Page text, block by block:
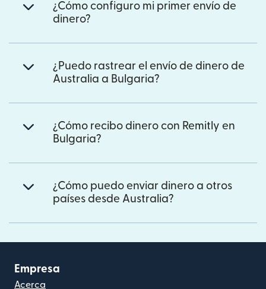
¿Cómo configuro mi primer envío de
dinero?
¿Puedo rastrear el envío de dinero de
Australia a Bulgaria?
¿Cómo recibo dinero con Remitly en
Bulgaria?
¿Cómo puedo enviar dinero a otros
países desde Australia?
Empresa
Acerca